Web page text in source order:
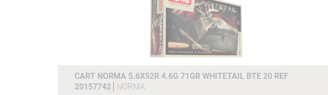
CART NORMA 5.6X52R 4.6G 71GR WHITETAIL BTE 20 REF
20157742
NORMA